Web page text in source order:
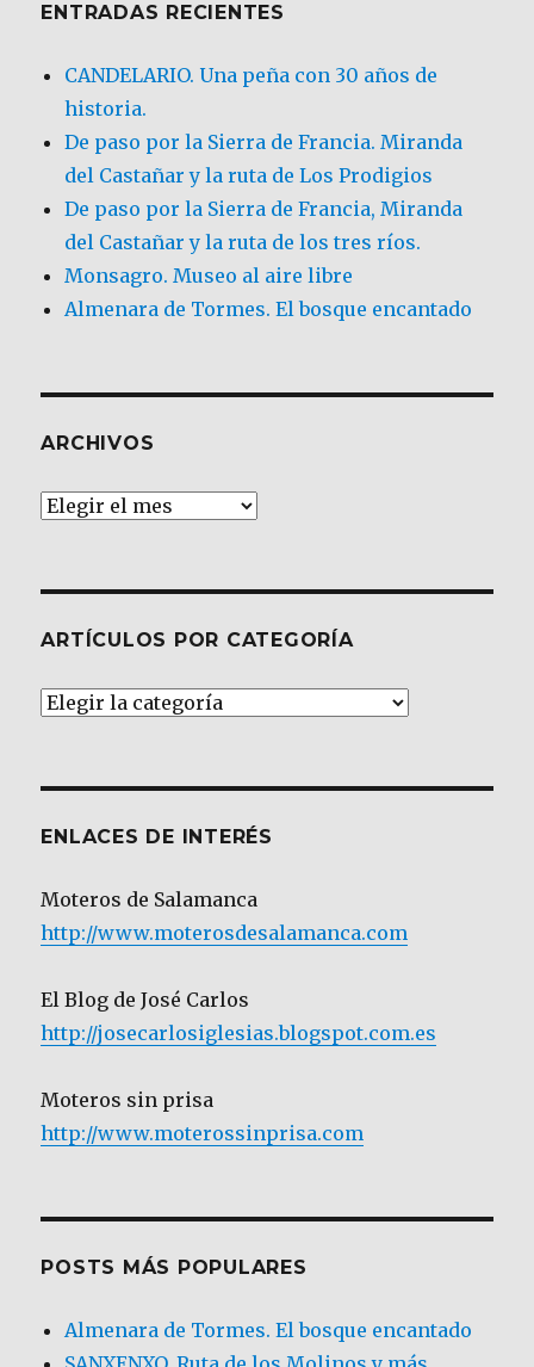
ENTRADAS RECIENTES
CANDELARIO. Una peña con 30 años de
historia.
De paso por la Sierra de Francia. Miranda
del Castañar y la ruta de Los Prodigios
De paso por la Sierra de Francia, Miranda
del Castañar y la ruta de los tres ríos.
Monsagro. Museo al aire libre
Almenara de Tormes. El bosque encantado
ARCHIVOS
Archivos
ARTÍCULOS POR CATEGORÍA
Artículos
ENLACES DE INTERÉS
Moteros de Salamanca
http://www.moterosdesalamanca.com
El Blog de José Carlos
http://josecarlosiglesias.blogspot.com.es
Moteros sin prisa
http://www.moterossinprisa.com
POSTS MÁS POPULARES
Almenara de Tormes. El bosque encantado